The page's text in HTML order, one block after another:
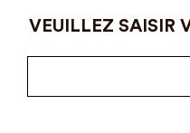
VEUILLEZ SAISIR